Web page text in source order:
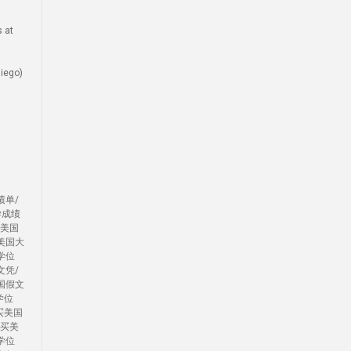
at
单/
绩
国
国大
位
凭/
假文
位
美国
美
位